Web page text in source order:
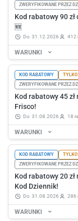
ZWERYFIKOWANE PRZEZ
Kod rabatowy 90
🆕
do 31.12.2026 412
WARUNKI
KOD RABATOWY
TYLKO
ZWERYFIKOWANE PRZEZ
Kod rabatowy 45
Frisco!
do 31.08.2026 18
WARUNKI
KOD RABATOWY
TYLKO
ZWERYFIKOWANE PRZEZ
Kod rabatowy 20 zł
Kod Dziennik!
do 31.08.2026 286
WARUNKI